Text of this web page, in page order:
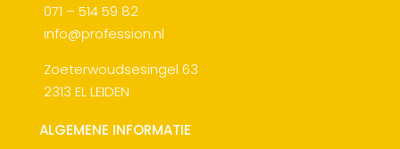
071 – 514 59 82
info@profession.nl
Zoeterwoudsesingel 63
2313 EL LEIDEN
ALGEMENE INFORMATIE